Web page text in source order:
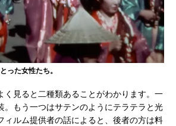
った女性たち。
く見ると二種類あることがわかります。一
。もう一つはサテンのようにテラテラと光
ィルム提供者の話によると、後者の方は料